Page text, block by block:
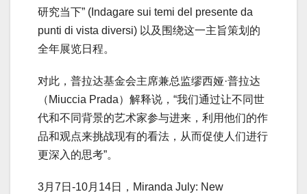
研究当下” (Indagare sui temi del presente da
punti di vista diversi) 以及围绕这一主旨策划的
全年展览日程。
对此，普拉达基金会主席兼总监缪西娅·普拉达
（Miuccia Prada）解释说，“我们通过让不同世
代和不同背景的艺术家参与进来，利用他们的作
品和观点来挑战现有的看法，从而促使人们进行
更深入的思考”。
3月7日-10月14日，Miranda July: New